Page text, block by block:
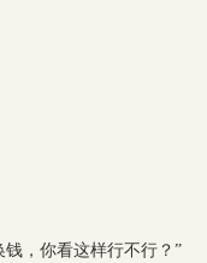
，你看这样行不行？”